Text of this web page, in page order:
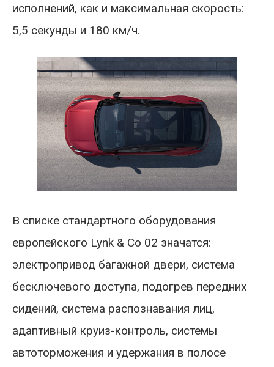
исполнений, как и максимальная скорость:
5,5 секунды и 180 км/ч.
В списке стандартного оборудования
европейского Lynk & Co 02 значатся:
электропривод багажной двери, система
бесключевого доступа, подогрев передних
сидений, система распознавания лиц,
адаптивный круиз-контроль, системы
автоторможения и удержания в полосе